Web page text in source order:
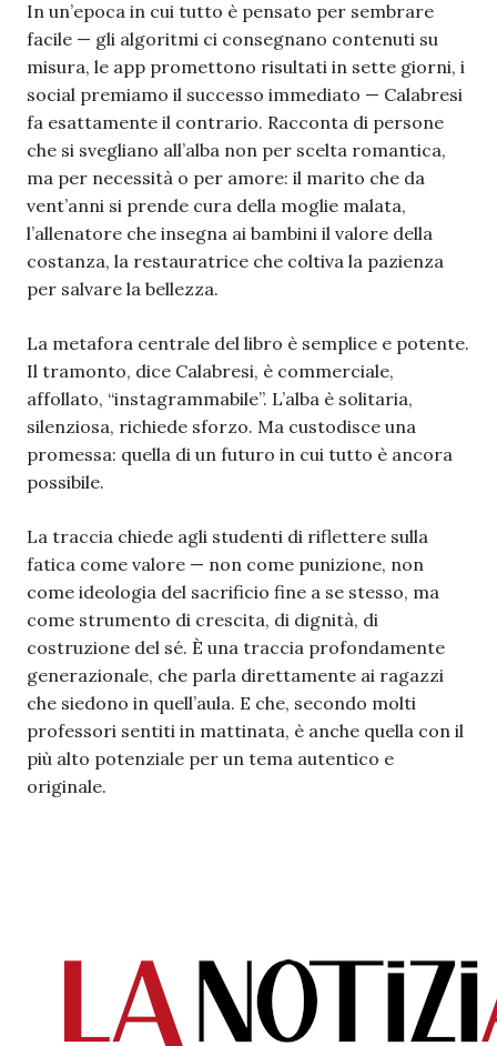
In un’epoca in cui tutto è pensato per sembrare
facile — gli algoritmi ci consegnano contenuti su
misura, le app promettono risultati in sette giorni, i
social premiamo il successo immediato — Calabresi
fa esattamente il contrario. Racconta di persone
che si svegliano all’alba non per scelta romantica,
ma per necessità o per amore: il marito che da
vent’anni si prende cura della moglie malata,
l’allenatore che insegna ai bambini il valore della
costanza, la restauratrice che coltiva la pazienza
per salvare la bellezza.
La metafora centrale del libro è semplice e potente.
Il tramonto, dice Calabresi, è commerciale,
affollato, “instagrammabile”. L’alba è solitaria,
silenziosa, richiede sforzo. Ma custodisce una
promessa: quella di un futuro in cui tutto è ancora
possibile.
La traccia chiede agli studenti di riflettere sulla
fatica come valore — non come punizione, non
come ideologia del sacrificio fine a se stesso, ma
come strumento di crescita, di dignità, di
costruzione del sé. È una traccia profondamente
generazionale, che parla direttamente ai ragazzi
che siedono in quell’aula. E che, secondo molti
professori sentiti in mattinata, è anche quella con il
più alto potenziale per un tema autentico e
originale.